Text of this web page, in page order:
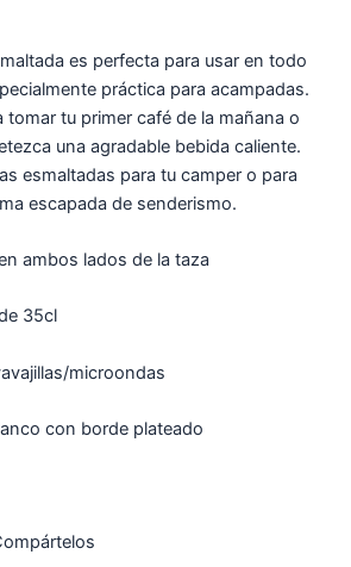
es perfecta para usar en todo
práctica para acampadas.
tomar tu primer café de la mañana o
una agradable bebida caliente.
esmaltadas para tu camper o para
escapada de senderismo.
ambos lados de la taza
35cl
microondas
con borde plateado